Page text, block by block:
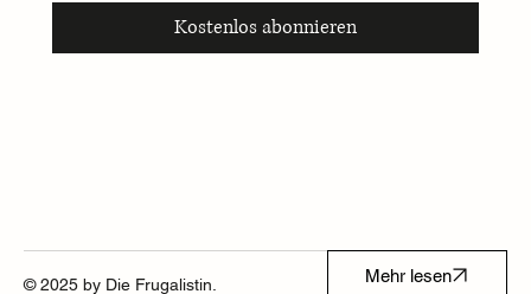
Kostenlos abonnieren
© 2025 by Die Frugalistin. Mehr lesen